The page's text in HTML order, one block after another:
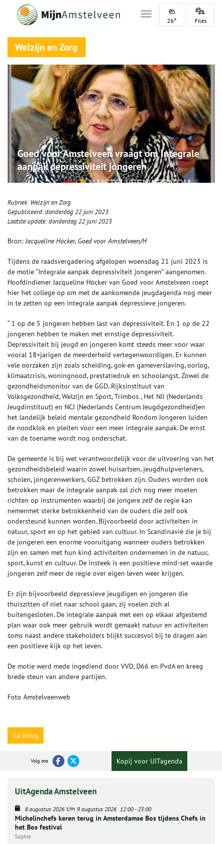
Toggle navigation
26° Files
Welzijn en Zorg
Goed voor Amstelveen vraagt om Integrale
aanpak depressiviteit jongeren
Rubriek:Welzijn en Zorg
Gepubliceerd:donderdag 22 juni 2023
Laatste update:donderdag 22 juni 2023
Bron:Jacqueline Höcker, Goed voor Amstelveen/H
Tijdens de raadsvergadering afgelopen woensdag 21 juni 2023 is
de motie “Integrale aanpak depressiviteit jongeren” aangenomen.
Hoofdindiener Jacqueline Höcker van Goed voor Amstelveen roept
hier het college op om met de aankomende jeugdagenda nog meer
in te zetten op een integrale aanpak depressieve jongeren.
“ 1 op de 5 jongeren hebben last van depressiviteit. En 1 op de 22
jongeren hebben te maken met ernstige depressiviteit.
Depressiviteit bij jeugd en jongeren komt steeds meer voor waar
vooral 18+jarigen de meerderheid vertegenwoordigen. Er kunnen
vele oorzaken zijn zoals scheiding, gok-en gameverslaving, oorlog,
klimaatcrisis, woningnood, prestatiedruk en schoolangst. Zowel de
gezondheidsmonitor van de GGD, Rijksinstituut van
Volksgezondheid, Welzijn en Sport, Trimbos , Het NJI (Nederlands
Jeugdinstituut) en NCJ (Nederlands Centrum Jeugdgezondheid)en
het landelijk beleid mentale gezondheid Rondom Jongeren luiden
de noodklok en pleiten voor een meer integrale aanpak. De ernst
van de toename wordt nog onderschat.
De gemeente is bij wet verantwoordelijk voor de uitvoering van het
gezondheidsbeleid waarin zowel huisartsen, jeugdhulpverleners,
scholen, jongerenwerkers, GGZ betrokken zijn. Ouders worden ook
betrokken maar de integrale aanpak zal zich nog meer moeten
richten op instrumenten waarbij de jongere zelf de regie kan
nemenmet sterke betrokkenheid van de ouders die zelf ook
ondersteund kunnen worden. Bijvoorbeeld door activiteiten in
natuur, sport en op het gebied van cultuur. In Scandinavië zie je bij
de jongeren een enorme vooruitgang wanneer ouders betrokken
zijn en samen met hun kind activiteiten ondernemen in de natuur,
sport, kunst en cultuur. De insteek is een positieve mind-set waarde
jongeren zelf meer de regie over eigen leven weer krijgen.
Er zijn bijvoorbeeld depressieve jeugdigen en jongeren die
thuiszitten of niet naar school gaan, zij voelen zich al
buitengesloten. De integrale aanpak met een op elkaar afgestemd
plan waar ook meer gebruik wordt gemaakt natuur en activiteiten
soms naast andere stakeholders blijkt succesvol bij te dragen aan
een positieve kijk op het leven.
De motie werd mede ingediend door VVD, D66 en PvdA en kreeg
brede steun van andere partijen.
Foto Amstelveenweb
Ga terug
Volg ons Kopij voor UITagenda
UitAgenda Amstelveen
8 augustus 2026 t/m 9 augustus 2026 12:00-23:00
Michelinchefs keren terug in Amsterdamse Bos tijdens Chefs in
het Bos festival
Sophie